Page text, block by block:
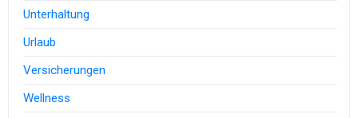
Unterhaltung
Urlaub
Versicherungen
Wellness